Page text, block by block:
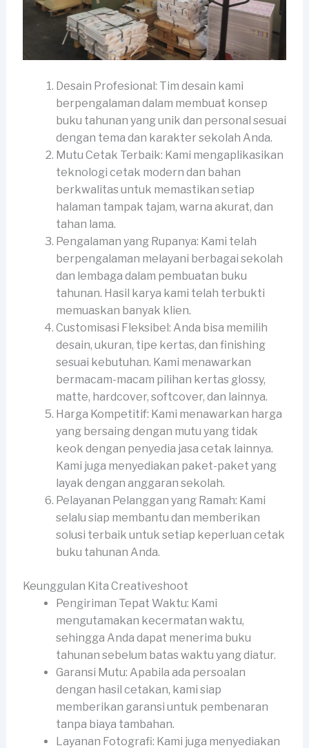
Desain Profesional: Tim desain kami
berpengalaman dalam membuat konsep
buku tahunan yang unik dan personal sesuai
dengan tema dan karakter sekolah Anda.
Mutu Cetak Terbaik: Kami mengaplikasikan
teknologi cetak modern dan bahan
berkwalitas untuk memastikan setiap
halaman tampak tajam, warna akurat, dan
tahan lama.
Pengalaman yang Rupanya: Kami telah
berpengalaman melayani berbagai sekolah
dan lembaga dalam pembuatan buku
tahunan. Hasil karya kami telah terbukti
memuaskan banyak klien.
Customisasi Fleksibel: Anda bisa memilih
desain, ukuran, tipe kertas, dan finishing
sesuai kebutuhan. Kami menawarkan
bermacam-macam pilihan kertas glossy,
matte, hardcover, softcover, dan lainnya.
Harga Kompetitif: Kami menawarkan harga
yang bersaing dengan mutu yang tidak
keok dengan penyedia jasa cetak lainnya.
Kami juga menyediakan paket-paket yang
layak dengan anggaran sekolah.
Pelayanan Pelanggan yang Ramah: Kami
selalu siap membantu dan memberikan
solusi terbaik untuk setiap keperluan cetak
buku tahunan Anda.
Keunggulan Kita Creativeshoot
Pengiriman Tepat Waktu: Kami
mengutamakan kecermatan waktu,
sehingga Anda dapat menerima buku
tahunan sebelum batas waktu yang diatur.
Garansi Mutu: Apabila ada persoalan
dengan hasil cetakan, kami siap
memberikan garansi untuk pembenaran
tanpa biaya tambahan.
Layanan Fotografi: Kami juga menyediakan